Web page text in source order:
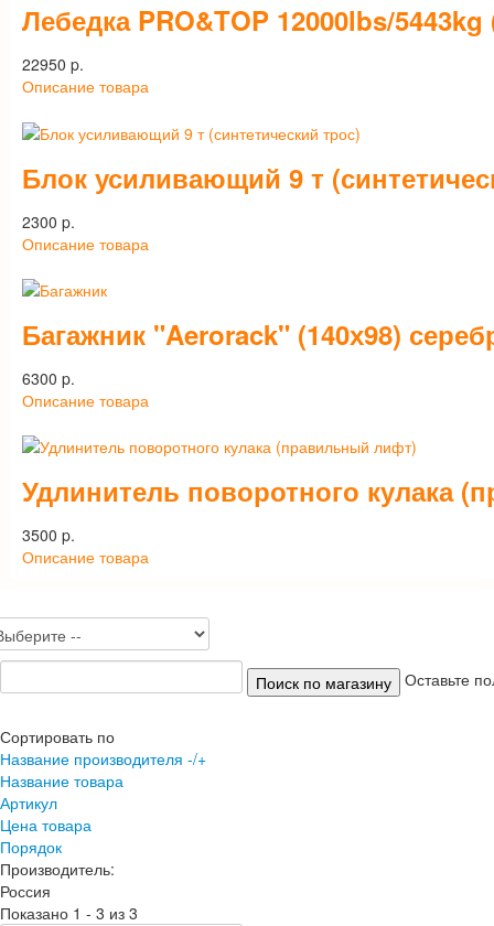
Лебедка PRO&TOP 12000lbs/
22950 p.
Описание товара
Блок усиливающий 9 т
2300 p.
Описание товара
Багажник "Aerorack" (140х98)
6300 p.
Описание товара
Удлинитель поворотного кулака
3500 p.
Описание товара
Оставьте
Сортировать по
Название производителя -/+
Название товара
Артикул
Цена товара
Порядок
Производитель:
Россия
Показано 1 - 3 из 3